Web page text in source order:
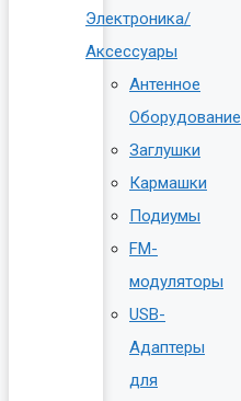
Электроника/
Аксессуары
Антенное
Оборудование
Заглушки
Кармашки
Подиумы
FM-
модуляторы
USB-
Адаптеры
для